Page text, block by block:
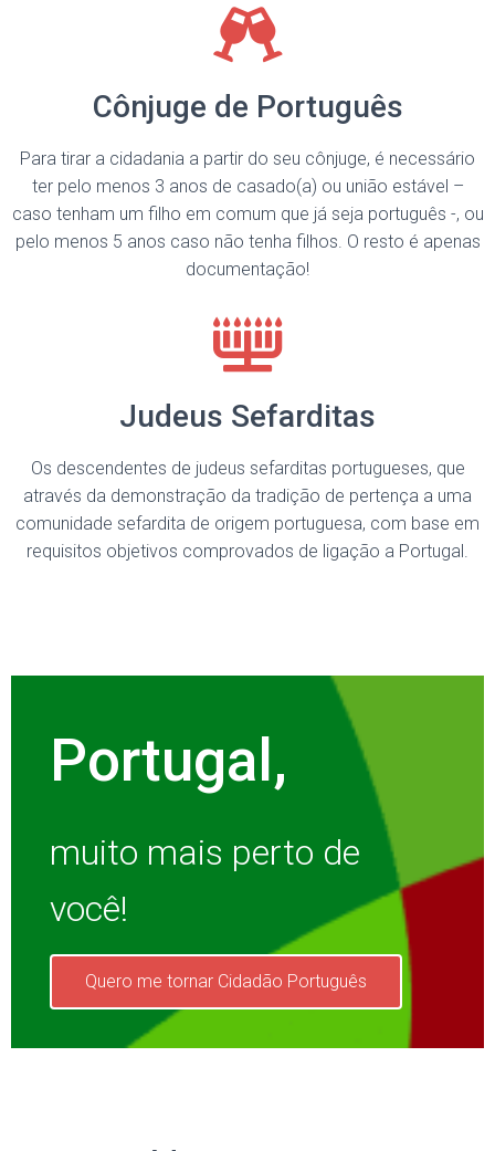
Cônjuge de Português
Para tirar a cidadania a partir do seu cônjuge, é necessário
ter pelo menos 3 anos de casado(a) ou união estável –
caso tenham um filho em comum que já seja português -, ou
pelo menos 5 anos caso não tenha filhos. O resto é apenas
documentação!
Judeus Sefarditas
Os descendentes de judeus sefarditas portugueses, que
através da demonstração da tradição de pertença a uma
comunidade sefardita de origem portuguesa, com base em
requisitos objetivos comprovados de ligação a Portugal.
Portugal,
muito mais perto de
você!
Quero me tornar Cidadão Português